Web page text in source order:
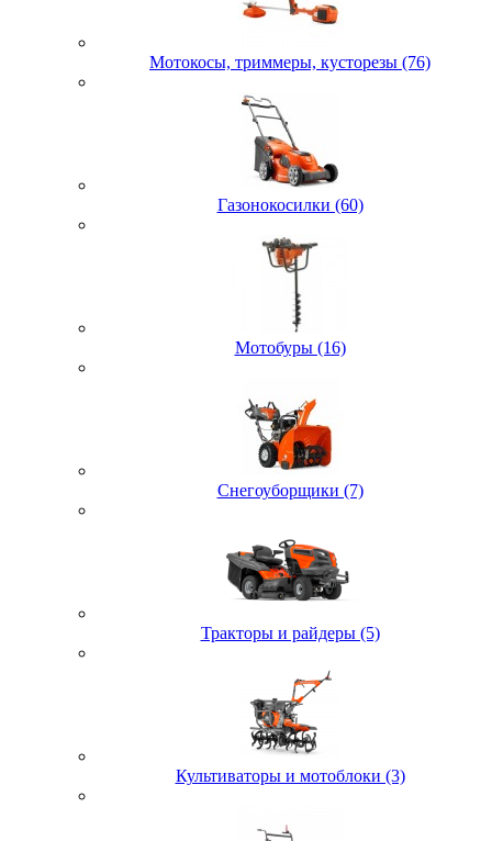
Мотокосы, триммеры, кусторезы (76)
Газонокосилки (60)
Мотобуры (16)
Снегоуборщики (7)
Тракторы и райдеры (5)
Культиваторы и мотоблоки (3)